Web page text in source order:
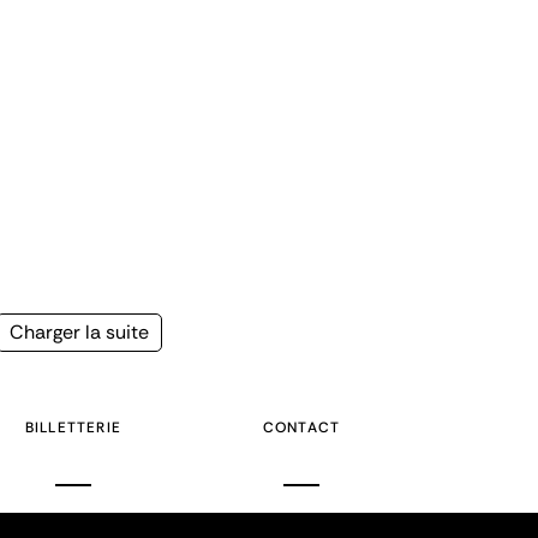
Page
Charger la suite
BILLETTERIE CONTACT